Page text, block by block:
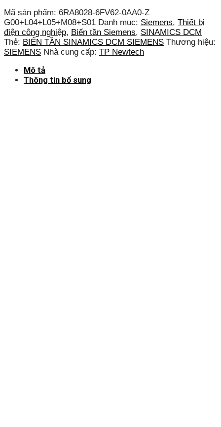
Mã sản phẩm: 6RA8028-6FV62-0AA0-Z
G00+L04+L05+M08+S01 Danh mục: Siemens, Thiết bị
điện công nghiệp, Biến tần Siemens, SINAMICS DCM
Thẻ: BIẾN TẦN SINAMICS DCM SIEMENS Thương hiệu:
SIEMENS Nhà cung cấp: TP Newtech
Mô tả
Thông tin bổ sung